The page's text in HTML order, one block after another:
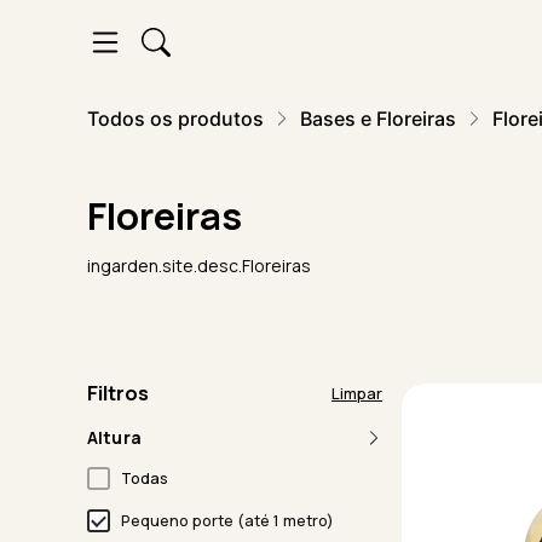
Todos os produtos Bases e Floreiras
Floreiras
ingarden.site.desc.Floreiras
Filtros Limpar
Altura
Todas
Pequeno porte (até 1 metro)